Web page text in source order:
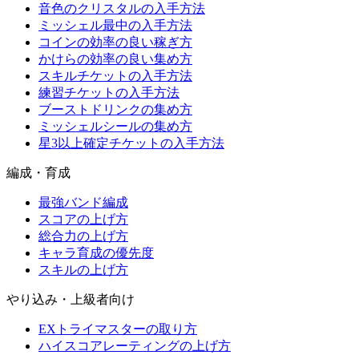
音色のクリスタルの入手方法
ミッシェル最中の入手方法
コインの効率の良い稼ぎ方
かけらの効率の良い集め方
スキルチケットの入手方法
練習チケットの入手方法
ブーストドリンクの集め方
ミッシェルシールの集め方
星3以上確定チケットの入手方法
編成・育成
最強バンド編成
スコアの上げ方
総合力の上げ方
キャラ育成の優先度
スキルの上げ方
やり込み・上級者向け
EXトライマスターの取り方
ハイスコアレーティングの上げ方